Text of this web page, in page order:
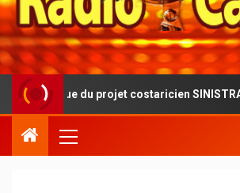
du projet costaricien SINISTRA